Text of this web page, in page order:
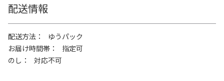
配送情報
配送方法
ゆうパック
お届け時間帯
指定可
のし
対応不可